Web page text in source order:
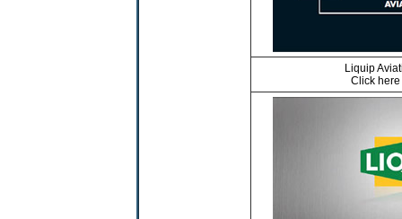
Liquip
Click